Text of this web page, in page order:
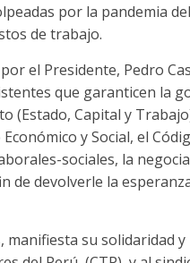
por la pandemia del
de trabajo.
el Presidente, Pedro
que garanticen la
(Estado, Capital y
y Social, el
sociales, la
de devolverle la
manifiesta su solidaridad